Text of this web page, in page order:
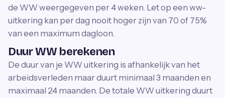
de WW weergegeven per 4 weken. Let op een ww-
uitkering kan per dag nooit hoger zijn van 70 of 75%
van een maximum dagloon.
Duur WW berekenen
De duur van je WW uitkering is afhankelijk van het
arbeidsverleden maar duurt minimaal 3 maanden en
maximaal 24 maanden. De totale WW uitkering duurt